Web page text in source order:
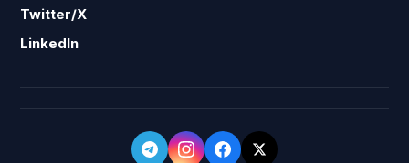
Twitter/X
LinkedIn